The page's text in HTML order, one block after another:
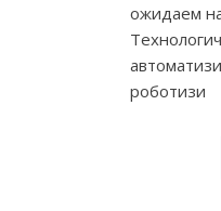
ожидаем
роботизи